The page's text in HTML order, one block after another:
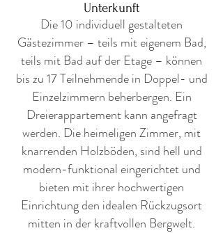
Unterkunft
Die 10 individuell gestalteten
Gästezimmer – teils mit eigenem Bad,
teils mit Bad auf der Etage – können
bis zu 17 Teilnehmende in Doppel- und
Einzelzimmern beherbergen. Ein
Dreierappartement kann angefragt
werden. Die heimeligen Zimmer, mit
knarrenden Holzböden, sind hell und
modern-funktional eingerichtet und
bieten mit ihrer hochwertigen
Einrichtung den idealen Rückzugsort
mitten in der kraftvollen Bergwelt.